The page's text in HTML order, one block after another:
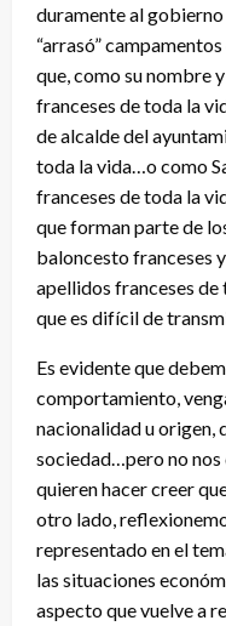
duramente al
“arrasó”
que, como su nombre
franceses de toda la
de alcalde del
toda la vida…o como
franceses de toda la
que forman parte de
baloncesto franceses
apellidos franceses
que es difícil de
Es evidente que
comportamiento,
nacionalidad u origen,
sociedad…pero no nos
quieren hacer creer
otro lado,
representado en el
las situaciones
aspecto que vuelve a